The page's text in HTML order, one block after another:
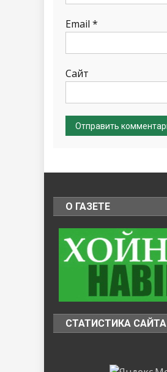
Email *
Сайт
О ГАЗЕТЕ
СТАТИСТИКА САЙТА